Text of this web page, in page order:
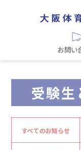
お問い
受験生
すべてのお知らせ